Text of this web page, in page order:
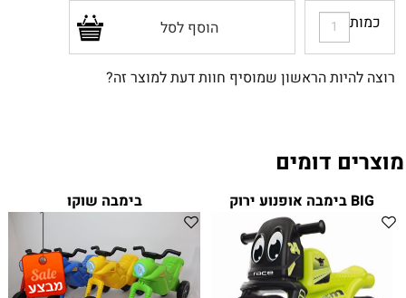
כמות הוסף לסל
רוצה להיות הראשון שמוסיף חוות דעת למוצר זה?
מוצרים דומים
BIG בימבה אופנוע ירוק בימבה שוקו